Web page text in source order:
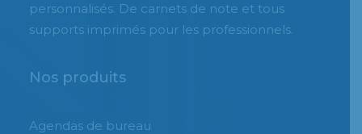
personnalisés. De carnets de note et tous
supports imprimés pour les professionnels.
Nos produits
Agendas de bureau